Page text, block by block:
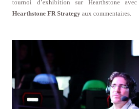
tournoi d’exhibition sur Hearthstone avec
Hearthstone FR Strategy aux commentaires.